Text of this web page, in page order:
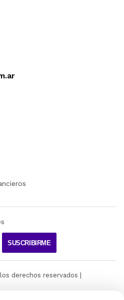
SUSCRIBIRME
derechos reservados |